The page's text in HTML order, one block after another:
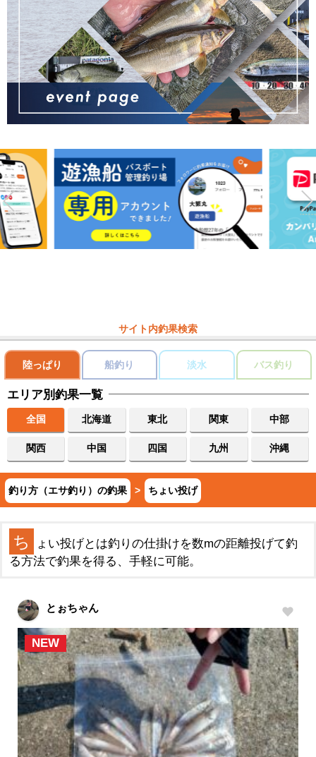
サイト内釣果検索
陸っぱり 船釣り 淡水 バス釣り
エリア別釣果一覧
全国 北海道 東北 関東 中部
関西 中国 四国 九州 沖縄
釣り方（エサ釣り）の釣果 > ちょい投げ
ち
ょい投げとは釣りの仕掛けを数mの距離投げて釣
る方法で釣果を得る、手軽に可能。
とぉちゃん
NEW